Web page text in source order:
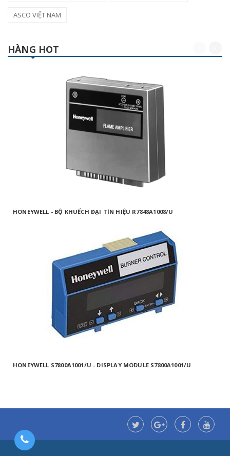
ASCO VIỆT NAM
HÀNG HOT
HONEYWELL - BỘ KHUẾCH ĐẠI TÍN HIỆU R7848A1008/U
HONEYWELL S7800A1001/U - DISPLAY MODULE S7800A1001/U